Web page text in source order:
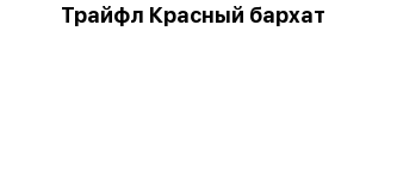
Трайфл Красный бархат